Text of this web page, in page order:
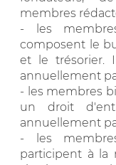
membres
- les
composent le
et le trésorier.
annuellement
- les membres
un droit
annuellement
- les
participent à la